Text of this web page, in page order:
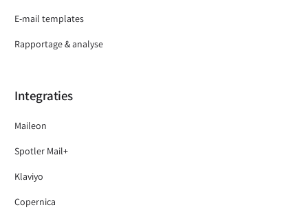
E-mail templates
Rapportage & analyse
Integraties
Maileon
Spotler Mail+
Klaviyo
Copernica